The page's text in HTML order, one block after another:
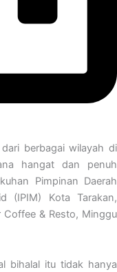
berbagai wilayah di
hangat dan penuh
Pimpinan Daerah
(IPIM) Kota Tarakan,
Coffee & Resto, Minggu
bihalal itu tidak hanya